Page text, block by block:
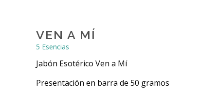
VEN A MÍ
5 Esencias
Jabón Esotérico Ven a Mí
Presentación en barra de 50 gramos